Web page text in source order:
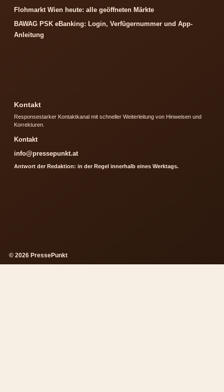
Flohmarkt Wien heute: alle geöffneten Märkte
BAWAG PSK eBanking: Login, Verfügernummer und App-
Anleitung
Kontakt
Responsestarker Kontaktkanal mit schneller Weiterleitung von Hinweisen und
Korrekturen.
Kontakt
info@pressepunkt.at
Antwort der Redaktion: in der Regel innerhalb eines Werktags.
© 2026 PressePunkt